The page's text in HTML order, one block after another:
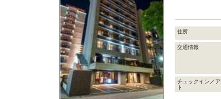
住所
交通情報
チェックイン／
ト